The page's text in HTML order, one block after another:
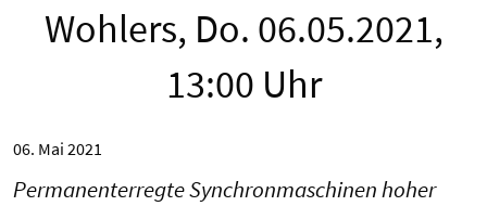
Wohlers, Do. 06.05.2021,
13:00 Uhr
06. Mai 2021
Permanenterregte Synchronmaschinen hoher